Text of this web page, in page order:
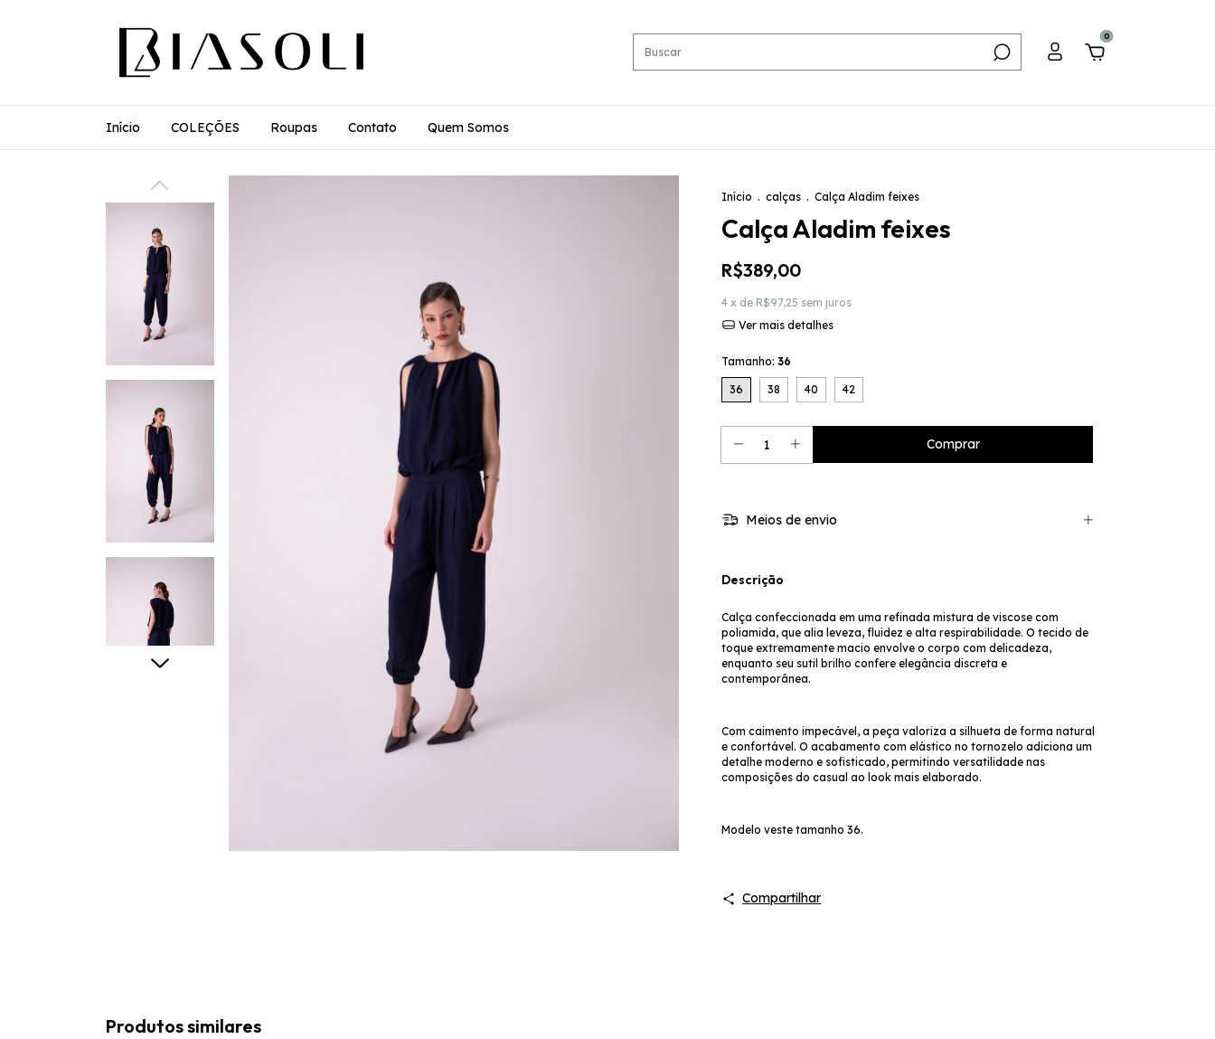
0
Início COLEÇÕES Roupas Contato Quem Somos
Início . calças . Calça Aladim feixes
Calça Aladim feixes
R$389,00
4 x de R$97,25 sem juros
Ver mais detalhes
Tamanho: 36
36 38 40 42
Meios de envio
Descrição
Calça confeccionada em uma refinada mistura de viscose com
poliamida, que alia leveza, fluidez e alta respirabilidade. O tecido de
toque extremamente macio envolve o corpo com delicadeza,
enquanto seu sutil brilho confere elegância discreta e
contemporânea.
Com caimento impecável, a peça valoriza a silhueta de forma natural
e confortável. O acabamento com elástico no tornozelo adiciona um
detalhe moderno e sofisticado, permitindo versatilidade nas
composições do casual ao look mais elaborado.
Modelo veste tamanho 36.
Compartilhar
Produtos similares